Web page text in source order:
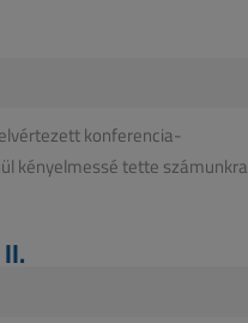
konferencia-
kényelmessé tette számunkra